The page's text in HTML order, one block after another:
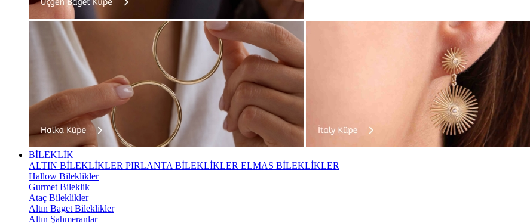
BİLEKLİK
ALTIN BİLEKLİKLER PIRLANTA BİLEKLİKLER ELMAS BİLEKLİKLER
Hallow Bileklikler
Gurmet Bileklik
Ataç Bileklikler
Altın Baget Bileklikler
Altın Şahmeranlar